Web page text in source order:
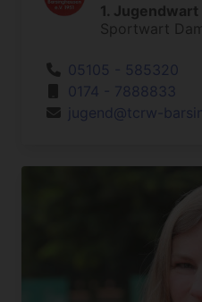
1. Jugendwart
Sportwart
05105 - 585320
0174 - 7888833
jugend@tcrw-